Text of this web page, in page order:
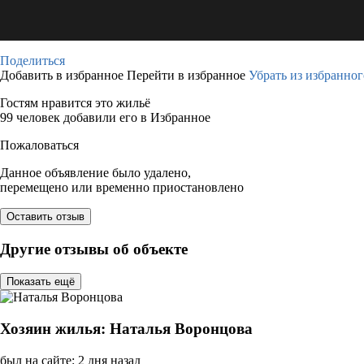
Поделиться
Добавить в избранное Перейти в избранное Убрать из
Гостям нравится это жильё
99 человек добавили его в Избранное
Пожаловаться
Данное объявление было удалено,
перемещено или временно приостановлено
Оставить отзыв
Другие отзывы об объекте
Показать ещё
Хозяин жилья: Наталья Воронцова
был на сайте: 2 дня назад